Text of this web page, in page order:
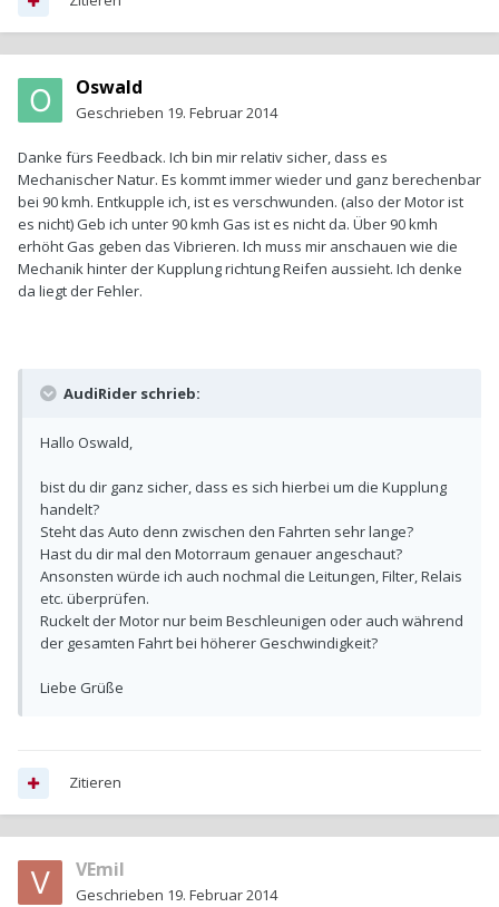
Oswald
Geschrieben 19. Februar 2014
Danke fürs Feedback. Ich bin mir relativ sicher, dass es
Mechanischer Natur. Es kommt immer wieder und ganz berechenbar
bei 90 kmh. Entkupple ich, ist es verschwunden. (also der Motor ist
es nicht) Geb ich unter 90 kmh Gas ist es nicht da. Über 90 kmh
erhöht Gas geben das Vibrieren. Ich muss mir anschauen wie die
Mechanik hinter der Kupplung richtung Reifen aussieht. Ich denke
da liegt der Fehler.
AudiRider schrieb:
Hallo Oswald,
bist du dir ganz sicher, dass es sich hierbei um die Kupplung
handelt?
Steht das Auto denn zwischen den Fahrten sehr lange?
Hast du dir mal den Motorraum genauer angeschaut?
Ansonsten würde ich auch nochmal die Leitungen, Filter, Relais
etc. überprüfen.
Ruckelt der Motor nur beim Beschleunigen oder auch während
der gesamten Fahrt bei höherer Geschwindigkeit?
Liebe Grüße
Zitieren
VEmil
Geschrieben 19. Februar 2014